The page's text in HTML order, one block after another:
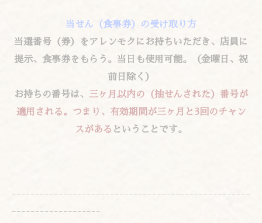
当 せん（食事券）の受け取り方
当選番号 （券）をアレンモクにお持ちいただき、店員に
提示、食事券をもらう。 当 日も使用可能。（金曜日、祝
前日除く）
お持ちの番号は、 三ヶ月以内 の（抽せんされた）番号が
適用される。つまり、 有効期間が三ヶ月 と 3回のチャン
スがある ということです。
---------------------------------------------------
-------------------